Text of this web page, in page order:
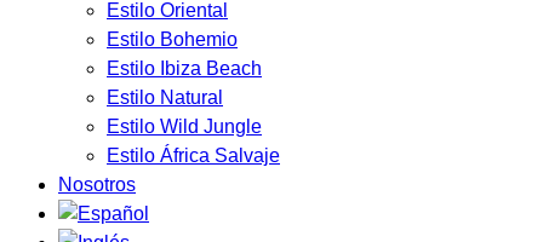
Estilo Oriental
Estilo Bohemio
Estilo Ibiza Beach
Estilo Natural
Estilo Wild Jungle
Estilo África Salvaje
Nosotros